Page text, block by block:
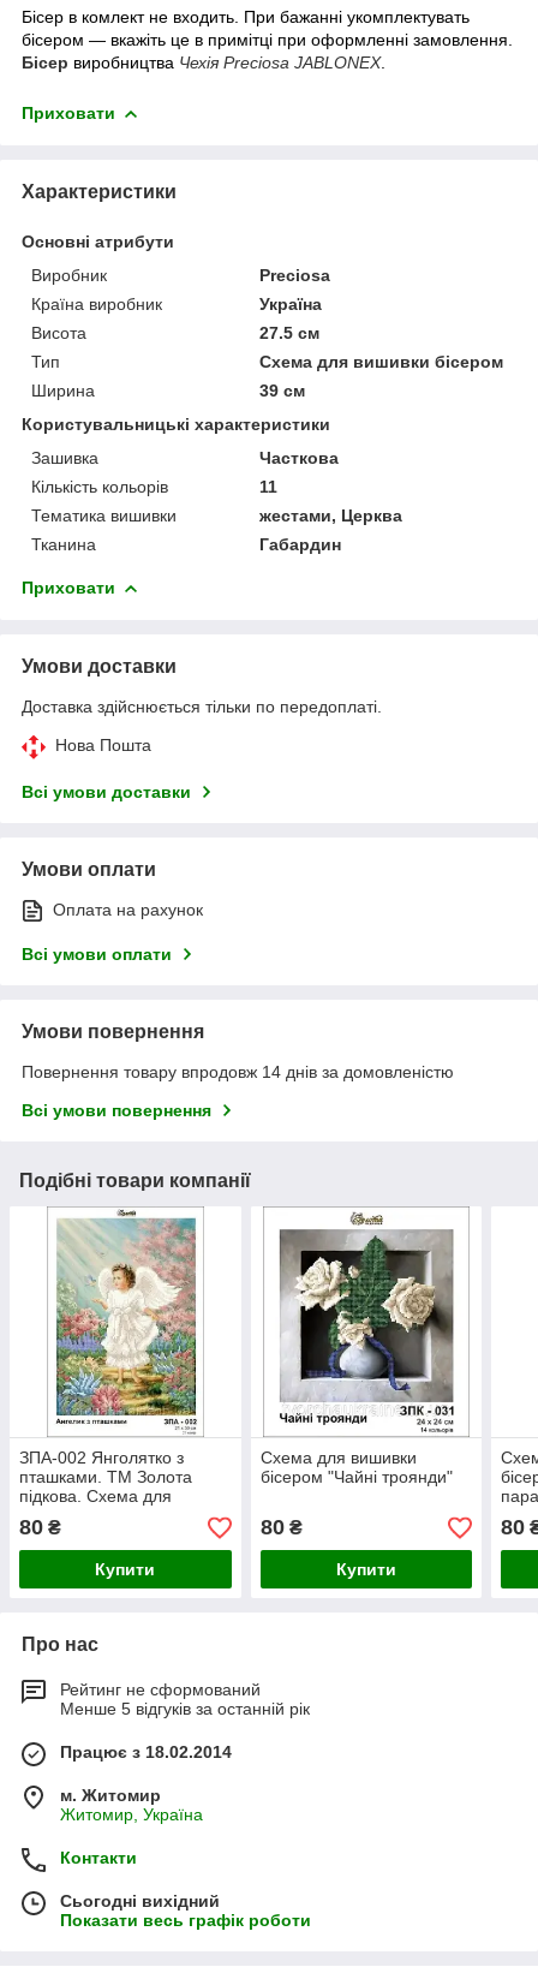
Бісер в комлект не входить. При бажанні укомплектувать
бісером ― вкажіть це в примітці при оформленні замовлення.
Бісер виробництва Чехія Preciosa JABLONEX.
Приховати
Характеристики
Основні атрибути
Виробник
Preciosa
Країна виробник
Україна
Висота
27.5 см
Тип
Схема для вишивки бісером
Ширина
39 см
Користувальницькі характеристики
Зашивка
Часткова
Кількість кольорів
11
Тематика вишивки
жестами, Церква
Тканина
Габардин
Приховати
Умови доставки
Доставка здійснюється тільки по передоплаті.
Нова Пошта
Всі умови доставки
Умови оплати
Оплата на рахунок
Всі умови оплати
Умови повернення
Повернення товару впродовж 14 днів за домовленістю
Всі умови повернення
Подібні товари компанії
ЗПА-002 Янголятко з
пташками. ТМ Золота
підкова. Схема для
вишивки бісером
80 ₴
Купити
Схема для вишивки
бісером "Чайні троянди"
80₴
Купити
80
Про нас
Рейтинг не сформований
Менше 5 відгуків за останній рік
Працює з 18.02.2014
м. Житомир
Житомир, Україна
Контакти
Сьогодні вихідний
Показати весь графік роботи